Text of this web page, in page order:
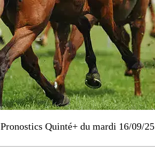
Pronostics Quinté+ du mardi 16/09/25